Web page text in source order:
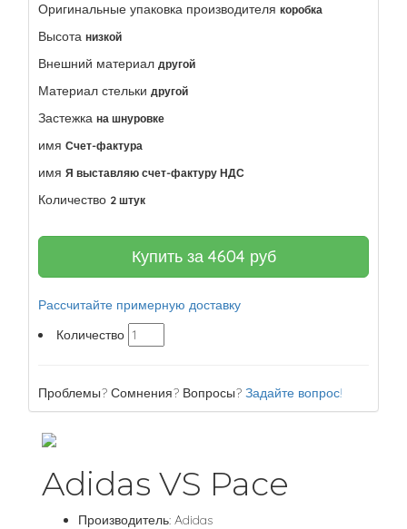
Оригинальные упаковка производителя коробка
Высота низкой
Внешний материал другой
Материал стельки другой
Застежка на шнуровке
имя Счет-фактура
имя Я выставляю счет-фактуру НДС
Количество 2 штук
Купить за 4604 руб
Рассчитайте примерную доставку
Количество
Проблемы? Сомнения? Вопросы? Задайте вопрос!
Adidas VS Pace
Производитель: Adidas